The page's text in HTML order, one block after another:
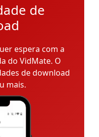
de
espera com a
do VidMate. O
de download
mais.